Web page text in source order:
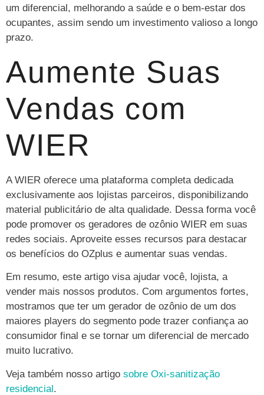
um diferencial, melhorando a saúde e o bem-estar dos
ocupantes, assim sendo um investimento valioso a longo
prazo.
Aumente Suas
Vendas com
WIER
A WIER oferece uma plataforma completa dedicada
exclusivamente aos lojistas parceiros, disponibilizando
material publicitário de alta qualidade. Dessa forma você
pode promover os geradores de ozônio WIER em suas
redes sociais. Aproveite esses recursos para destacar
os benefícios do OZplus e aumentar suas vendas.
Em resumo, este artigo visa ajudar você, lojista, a
vender mais nossos produtos. Com argumentos fortes,
mostramos que ter um gerador de ozônio de um dos
maiores players do segmento pode trazer confiança ao
consumidor final e se tornar um diferencial de mercado
muito lucrativo.
Veja também nosso artigo sobre Oxi-sanitização
residencial.